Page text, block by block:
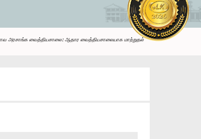
அரசாங்க வைத்தியசாலை: ஆதார வைத்தியசாலையாக மாற்றுதல்